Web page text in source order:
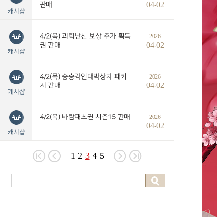
캐시샵
판매
04-02
캐시샵
4/2(목) 괴력난신 보상 추가 획득
권 판매
2026
04-02
캐시샵
4/2(목) 승승각인대박상자 패키
지 판매
2026
04-02
캐시샵
4/2(목) 바람패스권 시즌15 판매 2026
04-02
1 2 3 4 5